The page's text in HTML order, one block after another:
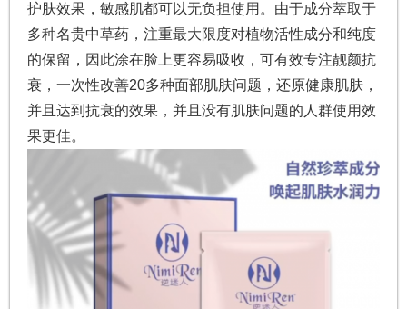
护肤效果，敏感肌都可以无负担使用。由于成分萃取于
多种名贵中草药，注重最大限度对植物活性成分和纯度
的保留，因此涂在脸上更容易吸收，可有效专注靓颜抗
衰，一次性改善20多种面部肌肤问题，还原健康肌肤，
并且达到抗衰的效果，并且没有肌肤问题的人群使用效
果更佳。